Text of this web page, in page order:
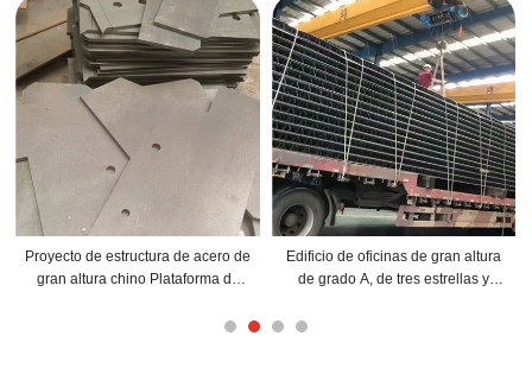
Proyecto de estructura de acero de
gran altura chino Plataforma de
astronómico Edificio de estructura
Edificio de oficinas de gran altura
de grado A, de tres estrellas y